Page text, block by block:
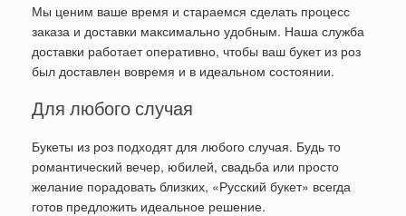
Мы ценим ваше время и стараемся сделать процесс
заказа и доставки максимально удобным. Наша служба
доставки работает оперативно, чтобы ваш букет из роз
был доставлен вовремя и в идеальном состоянии.
Для любого случая
Букеты из роз подходят для любого случая. Будь то
романтический вечер, юбилей, свадьба или просто
желание порадовать близких, «Русский букет» всегда
готов предложить идеальное решение.